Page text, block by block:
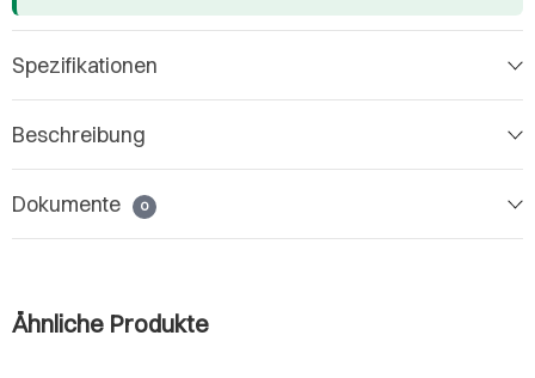
Spezifikationen
Beschreibung
Dokumente 0
Ähnliche Produkte